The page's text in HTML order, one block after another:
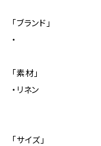
「ブランド」
・
「素材」
・リネン
「サイズ」